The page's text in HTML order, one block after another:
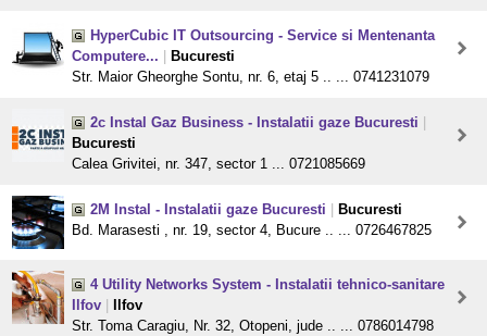
HyperCubic IT Outsourcing - Service si Mentenanta
Computere...
Bucuresti
Str. Maior Gheorghe Sontu, nr. 6, etaj 5 .. ... 0741231079
2c Instal Gaz Business - Instalatii gaze Bucuresti
Bucuresti
Calea Grivitei, nr. 347, sector 1 ... 0721085669
2M Instal - Instalatii gaze Bucuresti
Bucuresti
Bd. Marasesti , nr. 19, sector 4, Bucure .. ... 0726467825
4 Utility Networks System - Instalatii tehnico-sanitare
Ilfov
Ilfov
Str. Toma Caragiu, Nr. 32, Otopeni, jude .. ... 0786014798